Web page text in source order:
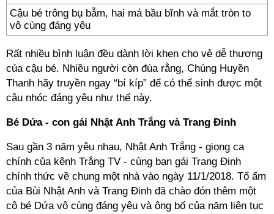
Cậu bé trông bụ bẫm, hai má bầu bĩnh và mắt tròn to
vô cùng đáng yêu
Rất nhiều bình luận đều dành lời khen cho vẻ dễ thương
của cậu bé. Nhiều người còn đùa rằng, Chúng Huyền
Thanh hãy truyền ngay “bí kíp” để có thể sinh được một
cậu nhóc đáng yêu như thế này.
Bé Dứa - con gái Nhật Anh Trắng và Trang Đinh
Sau gần 3 năm yêu nhau, Nhật Anh Trắng - giọng ca
chính của kênh Trắng TV - cùng bạn gái Trang Đinh
chính thức về chung một nhà vào ngày 11/1/2018. Tổ ấm
của Bùi Nhật Anh và Trang Đinh đã chào đón thêm một
cô bé Dứa vô cùng đáng yêu và ông bố của năm liên tục